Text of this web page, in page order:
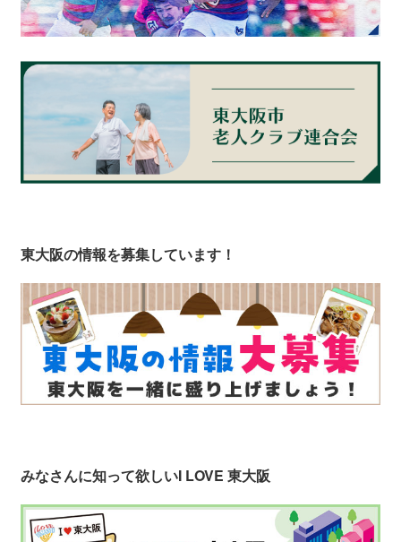
東大阪の情報を募集しています！
みなさんに知って欲しいI LOVE 東大阪